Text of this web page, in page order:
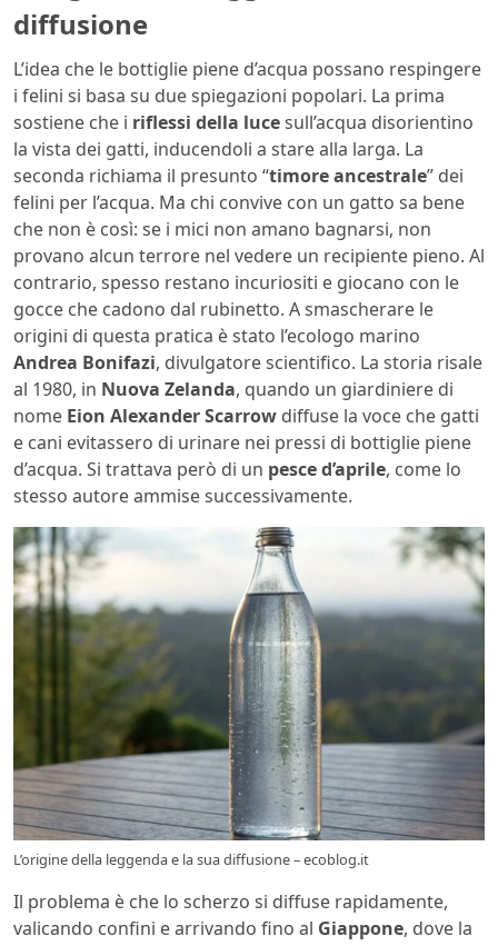
diffusione
L’idea che le bottiglie piene d’acqua possano respingere
i felini si basa su due spiegazioni popolari. La prima
sostiene che i riflessi della lucesull’acqua disorientino
la vista dei gatti, inducendoli a stare alla larga. La
seconda richiama il presunto “timore ancestrale” dei
felini per l’acqua. Ma chi convive con un gatto sa bene
che non è così: se i mici non amano bagnarsi, non
provano alcun terrore nel vedere un recipiente pieno. Al
contrario, spesso restano incuriositi e giocano con le
gocce che cadono dal rubinetto. A smascherare le
origini di questa pratica è stato l’ecologo marino
Andrea Bonifazi, divulgatore scientifico. La storia risale
al 1980, in Nuova Zelanda, quando un giardiniere di
nome Eion Alexander Scarrow diffuse la voce che gatti
e cani evitassero di urinare nei pressi di bottiglie piene
d’acqua. Si trattava però di un pesce d’aprile, come lo
stesso autore ammise successivamente.
L’origine della leggenda e la sua diffusione – ecoblog.it
Il problema è che lo scherzo si diffuse rapidamente,
valicando confini e arrivando fino al Giappone, dove la